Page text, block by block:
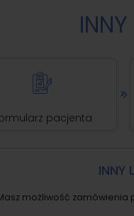
INNY
pacjenta
INNY
możliwość zamówienia